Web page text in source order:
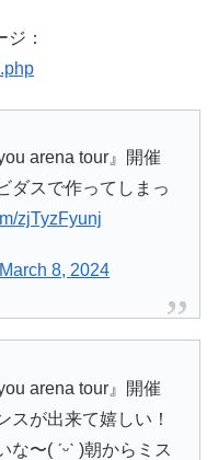
：
arena tour』開催
ダスで作ってしまっ
zjTyzFyunj
March 8, 2024
arena tour』開催
スが出来て嬉しい！
〜( ˊᵕˋ )朝からミス